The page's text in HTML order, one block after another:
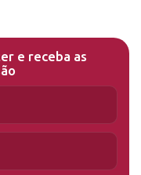
e receba as